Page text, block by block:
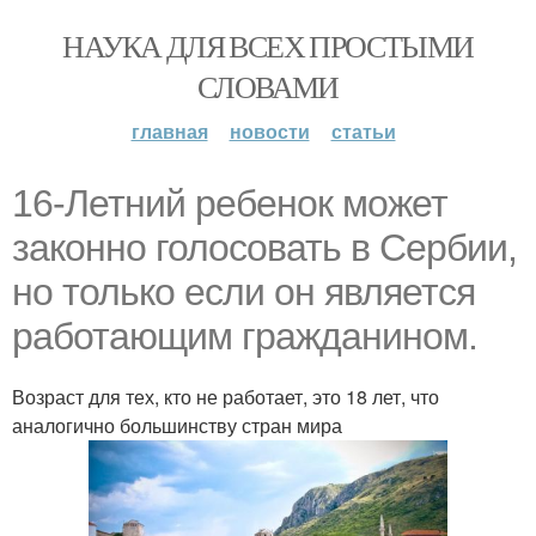
НАУКА ДЛЯ ВСЕХ ПРОСТЫМИ
СЛОВАМИ
главная новости статьи
16-Летний ребенок может
законно голосовать в Сербии,
но только если он является
работающим гражданином.
Возраст для тех, кто не работает, это 18 лет, что
аналогично большинству стран мира